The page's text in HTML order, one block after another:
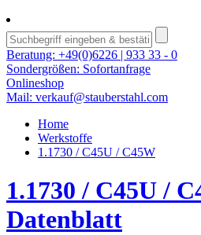
Beratung: +49(0)6226 | 933 33 - 0
Sondergrößen: Sofortanfrage
Onlineshop
Mail: verkauf@stauberstahl.com
Home
Werkstoffe
1.1730 / C45U / C45W
1.1730 / C45U /
Datenblatt